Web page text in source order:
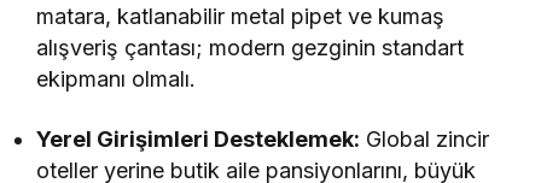
matara, katlanabilir metal pipet ve kumaş
alışveriş çantası; modern gezginin standart
ekipmanı olmalı.
Yerel Girişimleri Desteklemek: Global zincir
oteller yerine butik aile pansiyonlarını, büyük